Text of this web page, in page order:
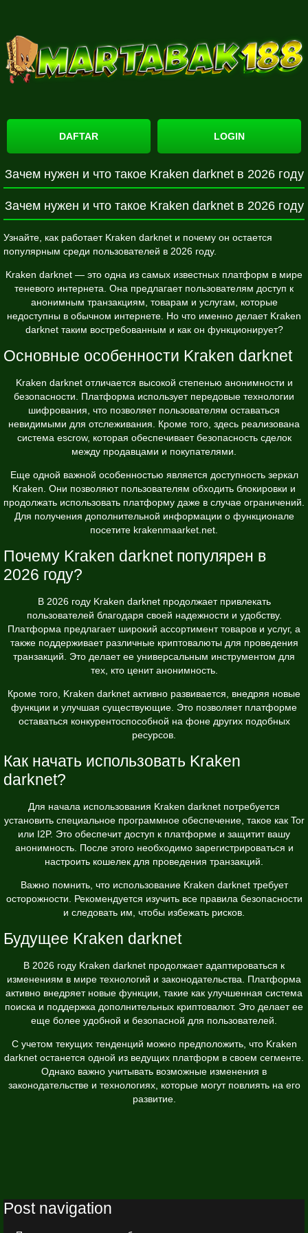
DAFTAR LOGIN
Зачем нужен и что такое Kraken darknet в 2026 году
Зачем нужен и что такое Kraken darknet в 2026 году
Узнайте, как работает Kraken darknet и почему он остается
популярным среди пользователей в 2026 году.
Kraken darknet — это одна из самых известных платформ в мире
теневого интернета. Она предлагает пользователям доступ к
анонимным транзакциям, товарам и услугам, которые
недоступны в обычном интернете. Но что именно делает Kraken
darknet таким востребованным и как он функционирует?
Основные особенности Kraken darknet
Kraken darknet отличается высокой степенью анонимности и
безопасности. Платформа использует передовые технологии
шифрования, что позволяет пользователям оставаться
невидимыми для отслеживания. Кроме того, здесь реализована
система escrow, которая обеспечивает безопасность сделок
между продавцами и покупателями.
Еще одной важной особенностью является доступность зеркал
Kraken. Они позволяют пользователям обходить блокировки и
продолжать использовать платформу даже в случае ограничений.
Для получения дополнительной информации о функционале
посетите krakenmaarket.net
Почему Kraken darknet популярен в
2026 году?
В 2026 году Kraken darknet продолжает привлекать
пользователей благодаря своей надежности и удобству.
Платформа предлагает широкий ассортимент товаров и услуг, а
также поддерживает различные криптовалюты для проведения
транзакций. Это делает ее универсальным инструментом для
тех, кто ценит анонимность.
Кроме того, Kraken darknet активно развивается, внедряя новые
функции и улучшая существующие. Это позволяет платформе
оставаться конкурентоспособной на фоне других подобных
ресурсов.
Как начать использовать Kraken
darknet?
Для начала использования Kraken darknet потребуется
установить специальное программное обеспечение, такое как Tor
или I2P. Это обеспечит доступ к платформе и защитит вашу
анонимность. После этого необходимо зарегистрироваться и
настроить кошелек для проведения транзакций.
Важно помнить, что использование Kraken darknet требует
осторожности. Рекомендуется изучить все правила безопасности
и следовать им, чтобы избежать рисков.
Будущее Kraken darknet
В 2026 году Kraken darknet продолжает адаптироваться к
изменениям в мире технологий и законодательства. Платформа
активно внедряет новые функции, такие как улучшенная система
поиска и поддержка дополнительных криптовалют. Это делает ее
еще более удобной и безопасной для пользователей.
С учетом текущих тенденций можно предположить, что Kraken
darknet останется одной из ведущих платформ в своем сегменте.
Однако важно учитывать возможные изменения в
законодательстве и технологиях, которые могут повлиять на его
развитие.
Post navigation